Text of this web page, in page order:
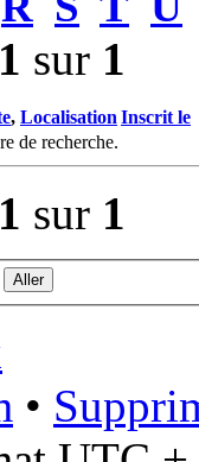
1 sur 1
, Localisation Inscrit le
de recherche.
1 sur 1
•